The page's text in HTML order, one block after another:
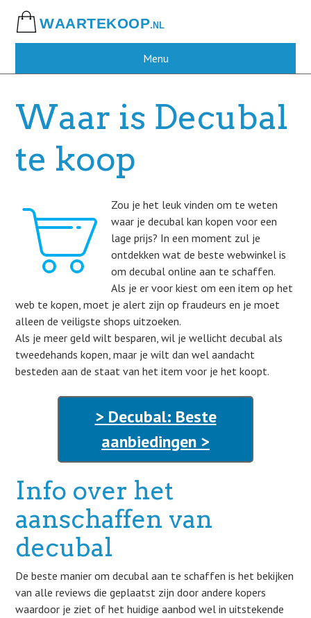
main
Menu
Waar is Decubal
te koop
Zou je het leuk vinden om te weten
waar je decubal kan kopen voor een
lage prijs? In een moment zul je
ontdekken wat de beste webwinkel is
om decubal online aan te schaffen.
Als je er voor kiest om een item op het
web te kopen, moet je alert zijn op fraudeurs en je moet
alleen de veiligste shops uitzoeken.
Als je meer geld wilt besparen, wil je wellicht decubal als
tweedehands kopen, maar je wilt dan wel aandacht
besteden aan de staat van het item voor je het koopt.
> Decubal: Beste
aanbiedingen >
Info over het
aanschaffen van
decubal
De beste manier om decubal aan te schaffen is het bekijken
van alle reviews die geplaatst zijn door andere kopers
waardoor je ziet of het huidige aanbod wel in uitstekende